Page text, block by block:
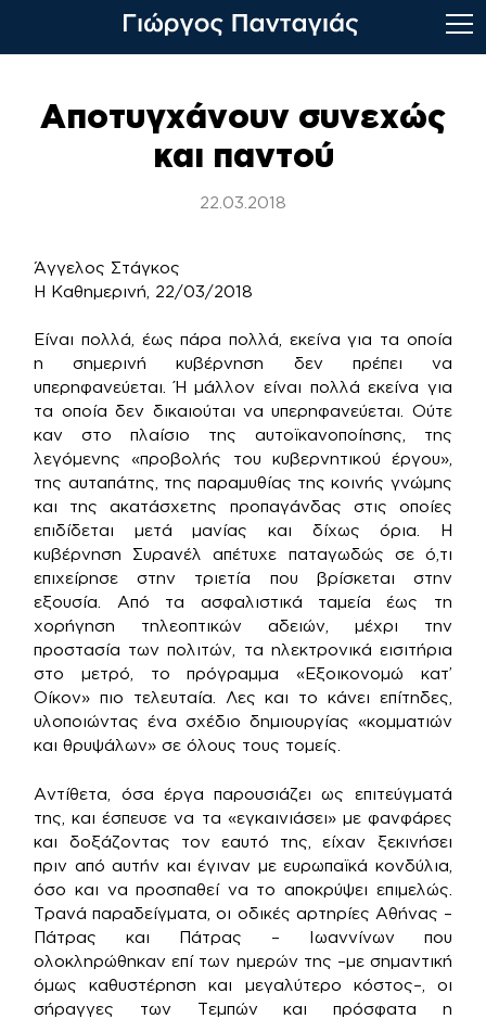
contentΑποτυγχάνουν συνεχώς
και παντού
22.03.2018
Άγγελος Στάγκος
Η Καθημερινή, 22/03/2018
Είναι πολλά, έως πάρα πολλά, εκείνα για τα οποία
η σημερινή κυβέρνηση δεν πρέπει να
υπερηφανεύεται. Ή μάλλον είναι πολλά εκείνα για
τα οποία δεν δικαιούται να υπερηφανεύεται. Ούτε
καν στο πλαίσιο της αυτοϊκανοποίησης, της
λεγόμενης «προβολής του κυβερνητικού έργου»,
της αυταπάτης, της παραμυθίας της κοινής γνώμης
και της ακατάσχετης προπαγάνδας στις οποίες
επιδίδεται μετά μανίας και δίχως όρια. Η
κυβέρνηση Συρανέλ απέτυχε παταγωδώς σε ό,τι
επιχείρησε στην τριετία που βρίσκεται στην
εξουσία. Από τα ασφαλιστικά ταμεία έως τη
χορήγηση τηλεοπτικών αδειών, μέχρι την
προστασία των πολιτών, τα ηλεκτρονικά εισιτήρια
στο μετρό, το πρόγραμμα «Εξοικονομώ κατ’
Οίκον» πιο τελευταία. Λες και το κάνει επίτηδες,
υλοποιώντας ένα σχέδιο δημιουργίας «κομματιών
και θρυψάλων» σε όλους τους τομείς.
Αντίθετα, όσα έργα παρουσιάζει ως επιτεύγματά
της, και έσπευσε να τα «εγκαινιάσει» με φανφάρες
και δοξάζοντας τον εαυτό της, είχαν ξεκινήσει
πριν από αυτήν και έγιναν με ευρωπαϊκά κονδύλια,
όσο και να προσπαθεί να το αποκρύψει επιμελώς.
Τρανά παραδείγματα, οι οδικές αρτηρίες Αθήνας –
Πάτρας και Πάτρας – Ιωαννίνων που
ολοκληρώθηκαν επί των ημερών της –με σημαντική
όμως καθυστέρηση και μεγαλύτερο κόστος–, οι
σήραγγες των Τεμπών και πρόσφατα η